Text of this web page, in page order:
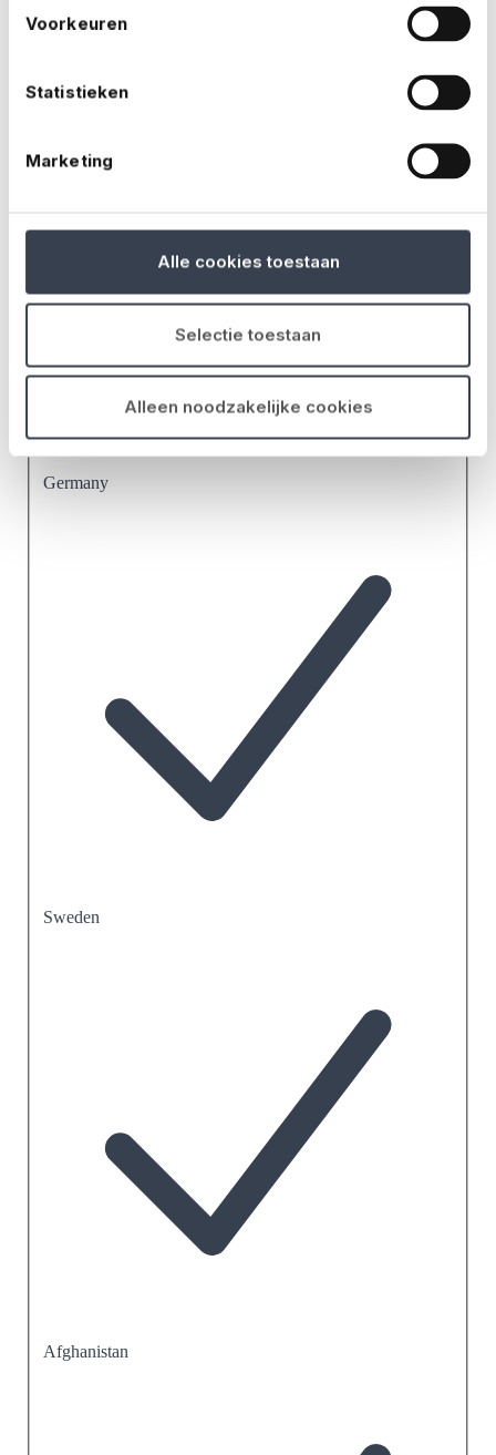
Voorkeuren
Statistieken
Marketing
Alle cookies toestaan
Selectie toestaan
Alleen noodzakelijke cookies